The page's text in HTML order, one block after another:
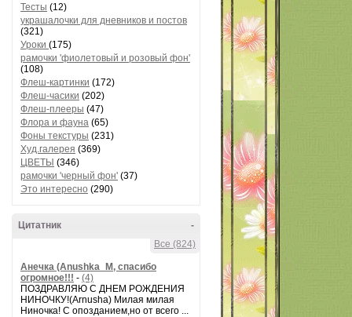
Тесты (12)
украшалочки для дневников и постов
(321)
Уроки (175)
рамочки 'фиолетовый и розовый фон'
(108)
Флеш-картинки (172)
Флеш-часики (202)
Флеш-плееры (47)
Флора и фауна (65)
Фоны текстуры (231)
Худ.галерея (369)
ЦВЕТЫ (346)
рамочки 'черный фон' (37)
Это интересно (290)
-
Цитатник
Все (824)
Анечка (Anushka_M, спасибо
огромное!!! - (4)
ПОЗДРАВЛЯЮ С ДНЕМ РОЖДЕНИЯ
НИНОЧКУ!(Arnusha) Милая милая
Ниночка! С опозданием,но от всего ...